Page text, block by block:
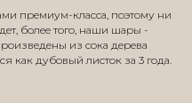
премиум-класса, поэтому ни
более того, наши шары -
из сока дерева
как дубовый листок за 3 года.